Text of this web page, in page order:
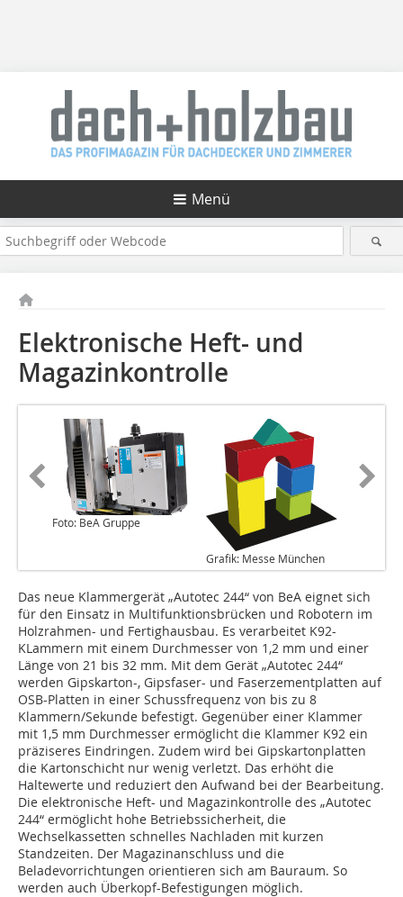
Menü
Elektronische Heft- und
Magazinkontrolle
Foto: BeA Gruppe
Grafik: Messe München
Das neue Klammergerät „Autotec 244“ von BeA eignet sich
für den Einsatz in Multifunktionsbrücken und Robotern im
Holzrahmen- und Fertighausbau. Es verarbeitet K92-
KLammern mit einem Durchmesser von 1,2 mm und einer
Länge von 21 bis 32 mm. Mit dem Gerät „Autotec 244“
werden Gipskarton-, Gipsfaser- und Faserzementplatten auf
OSB-Platten in einer Schussfrequenz von bis zu 8
Klammern/Sekunde befestigt. Gegenüber einer Klammer
mit 1,5 mm Durchmesser ermöglicht die Klammer K92 ein
präziseres Eindringen. Zudem wird bei Gipskartonplatten
die Kartonschicht nur wenig verletzt. Das erhöht die
Haltewerte und reduziert den Aufwand bei der Bearbeitung.
Die elektronische Heft- und Magazinkontrolle des „Autotec
244“ ermöglicht hohe Betriebssicherheit, die
Wechselkassetten schnelles Nachladen mit kurzen
Standzeiten. Der Magazinanschluss und die
Beladevorrichtungen orientieren sich am Bauraum. So
werden auch Überkopf-Befestigungen möglich.